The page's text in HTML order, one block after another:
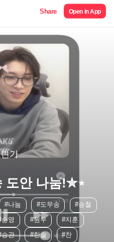
Share Open in App
가
도안 나눔!✮⋆
#나눔 #도무송
#승철
순영 #원우
#지훈
승관 #한솔 #찬